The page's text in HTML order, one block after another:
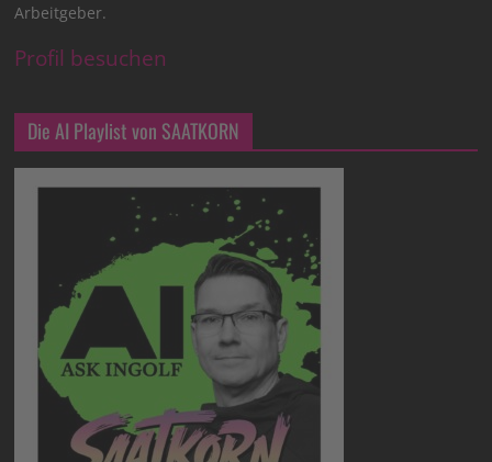
Arbeitgeber.
Profil besuchen
Die AI Playlist von SAATKORN